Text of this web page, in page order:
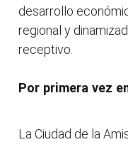
desarrollo
regional y
receptivo.
Por primera vez
La Ciudad de la